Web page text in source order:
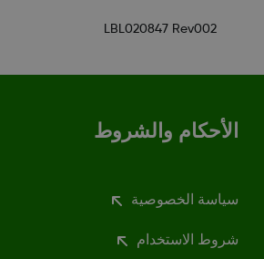
LBL020847 Rev002
الأحكام والشروط
سياسة الخصوصية
شروط الاستخدام